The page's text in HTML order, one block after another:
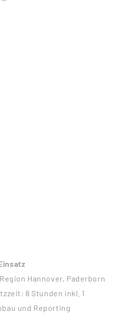
Hannover, Paderborn
8 Stunden inkl. 1
und Reporting